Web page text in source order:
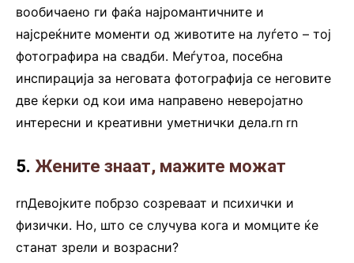
вообичаено ги фаќа најромантичните и
најсреќните моменти од животите на луѓето – тој
фотографира на свадби. Меѓутоа, посебна
инспирација за неговата фотографија се неговите
две ќерки од кои има направено неверојатно
интересни и креативни уметнички дела.rn rn
5. Жените знаат, мажите можат
rnДевојките побрзо созреваат и психички и
физички. Но, што се случува кога и момците ќе
станат зрели и возрасни?